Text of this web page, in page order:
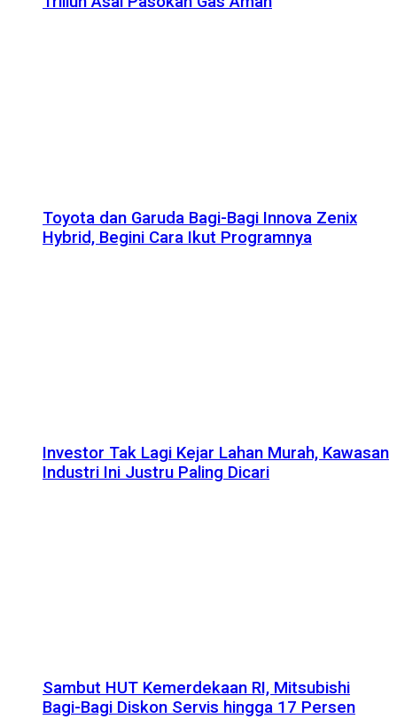
Toyota dan Garuda Bagi-Bagi Innova Zenix
Hybrid, Begini Cara Ikut Programnya
Investor Tak Lagi Kejar Lahan Murah, Kawasan
Industri Ini Justru Paling Dicari
Sambut HUT Kemerdekaan RI, Mitsubishi
Bagi-Bagi Diskon Servis hingga 17 Persen